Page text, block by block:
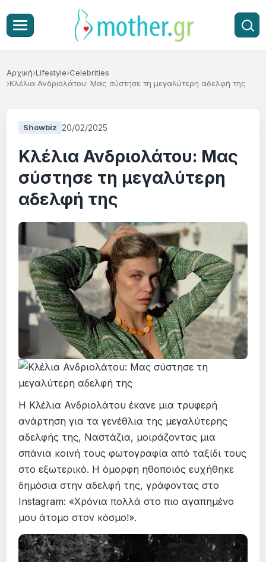
Αρχική Lifestyle Celebrities
Κλέλια Ανδριολάτου: Μας σύστησε τη μεγαλύτερη αδελφή της
Showbiz 20/02/2025
Κλέλια Ανδριολάτου: Μας
σύστησε τη μεγαλύτερη
αδελφή της
Η Κλέλια Ανδριολάτου έκανε μια τρυφερή
ανάρτηση για τα γενέθλια της μεγαλύτερης
αδελφής της, Ναστάζια, μοιράζοντας μια
σπάνια κοινή τους φωτογραφία από ταξίδι τους
στο εξωτερικό. Η όμορφη ηθοποιός ευχήθηκε
δημόσια στην αδελφή της, γράφοντας στο
Instagram: «Χρόνια πολλά στο πιο αγαπημένο
μου άτομο στον κόσμο!».